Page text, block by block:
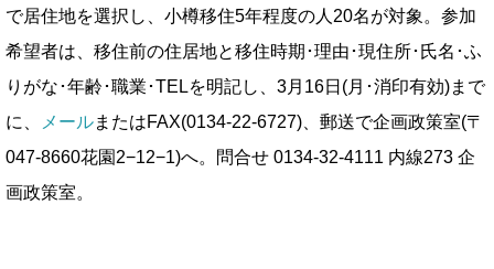
で居住地を選択し、小樽移住5年程度の人20名が対象。参加
希望者は、移住前の住居地と移住時期･理由･現住所･氏名･ふ
りがな･年齢･職業･TELを明記し、3月16日(月･消印有効)まで
に、
メールまたはFAX(0134-22-6727)、郵送で企画政策室(〒
047-8660花園2−12−1)へ。問合せ 0134-32-4111 内線273 企
画政策室。